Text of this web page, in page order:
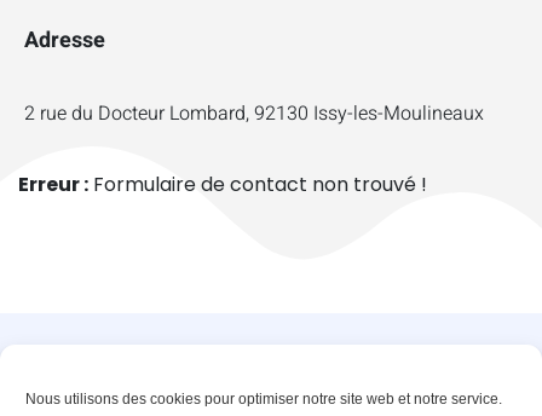
Nous utilisons des cookies pour optimiser notre site web et notre service.
Adresse
2 rue du Docteur Lombard, 92130 Issy-les-Moulineaux
Erreur : Formulaire de contact non trouvé !